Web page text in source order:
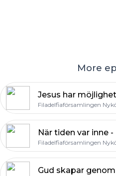
More
Filadelfiaförsamlingen
Filadelfiaförsamlingen